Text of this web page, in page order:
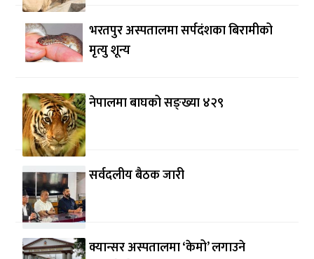
भरतपुर अस्पतालमा सर्पदंशका बिरामीको
मृत्यु शून्य
नेपालमा बाघको सङ्ख्या ४२९
सर्वदलीय बैठक जारी
क्यान्सर अस्पतालमा ‘केमो’ लगाउने